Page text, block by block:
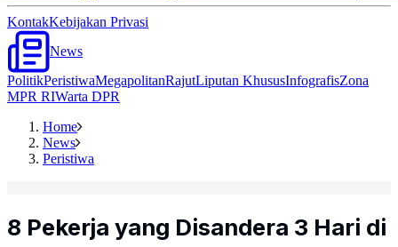
KontakKebijakan Privasi
News
PolitikPeristiwaMegapolitanRajutLiputan KhususInfografisZona
MPR RIWarta DPR
Home
News
Peristiwa
8 Pekerja yang Disandera 3 Hari di